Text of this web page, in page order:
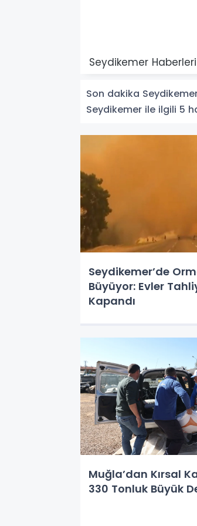
Seydikemer Haberleri
Son dakika
Seydikemer ile ilgili 5
Seydikemer’de
Büyüyor: Evler
Kapandı
Muğla’dan Kırsal
330 Tonluk Büyük